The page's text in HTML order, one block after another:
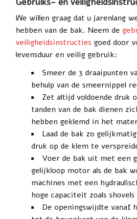
We willen graag dat u jarenlang
hebben van de bak. Neem de
veiligheidsinstructies goed door
levensduur en veilig gebruik:
Smeer de 3 draaipunten
behulp van de smeernippel
Zet altijd voldoende druk
tanden van de bak dienen
hebben geklemd in het
Laad de bak zo
druk op de klem te
Voer de bak uit met een
gelijkloop motor als de bak
machines met een
hoge capaciteit zoals
De openingswijdte vanaf